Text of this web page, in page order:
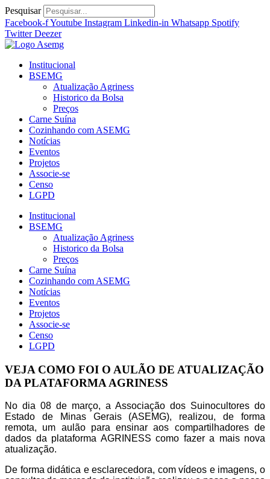
Ir
para
o
conteúdo
Pesquisar
Facebook-fYoutube Instagram Linkedin-in Whatsapp Spotify
Twitter Deezer
Institucional
BSEMG
Atualização Agriness
Historico da Bolsa
Preços
Carne Suína
Cozinhando com ASEMG
Notícias
Eventos
Projetos
Associe-se
Censo
LGPD
Institucional
BSEMG
Atualização Agriness
Historico da Bolsa
Preços
Carne Suína
Cozinhando com ASEMG
Notícias
Eventos
Projetos
Associe-se
Censo
LGPD
VEJA COMO FOI O AULÃO DE ATUALIZAÇÃO
DA PLATAFORMA AGRINESS
No dia 08 de março, a Associação dos Suinocultores do
Estado de Minas Gerais (ASEMG), realizou, de forma
remota, um aulão para ensinar aos compartilhadores de
dados da plataforma AGRINESS como fazer a mais nova
atualização.
De forma didática e esclarecedora, com vídeos e imagens, o